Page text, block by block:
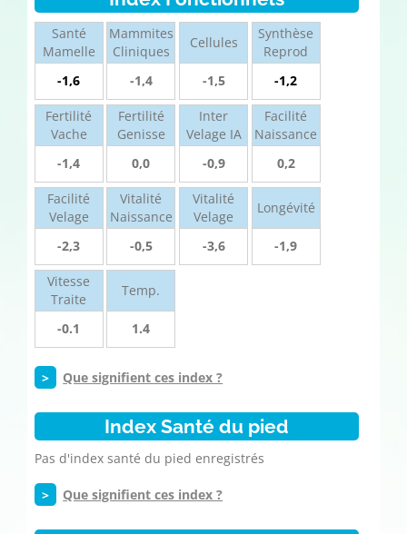
Santé
Mamelle
-1,6
Mammites
Cliniques
-1,4
Cellules
-1,5
Synthèse
Reprod
-1,2
Fertilité
Vache
-1,4
Fertilité
Genisse
0,0
Inter
Velage IA
-0,9
Facilité
Naissance
0,2
Facilité
Velage
-2,3
Vitalité
Naissance
-0,5
Vitalité
Velage
-3,6
Longévité
-1,9
Vitesse
Traite
-0.1
Temp.
1.4
> Que signifient ces index ?
Index Santé du pied
Pas d'index santé du pied enregistrés
> Que signifient ces index ?